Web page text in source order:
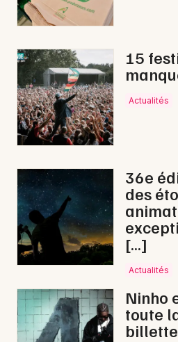
Spectacle musical en
Newsletter des sorties
Artistes en tournée
Actus à Bergerac
Magazine à Bergerac
15
Actualités
36e
des
[…]
Actualités
Ninho
toute